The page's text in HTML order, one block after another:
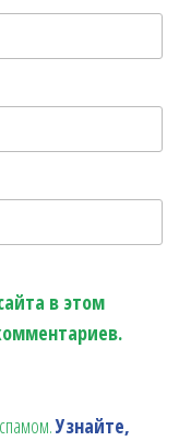
в этом
спамом.Узнайте,